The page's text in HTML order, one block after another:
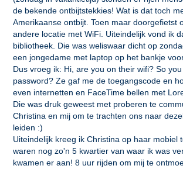
de bekende ontbijtstekkies! Wat is dat toch
Amerikaanse ontbijt. Toen maar doorgefietst
andere locatie met WiFi. Uiteindelijk vond ik
bibliotheek. Die was weliswaar dicht op
een jongedame met laptop op het bankje
Dus vroeg ik: Hi, are you on their wifi? So
password? Ze gaf me de toegangscode en
even internetten en FaceTime bellen met
Die was druk geweest met proberen te
Christina en mij om te trachten ons naar
leiden :)
Uiteindelijk kreeg ik Christina op haar mobiel
waren nog zo'n 5 kwartier van waar ik was
kwamen er aan! 8 uur rijden om mij te